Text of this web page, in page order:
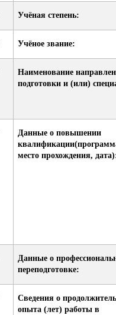
Учёная степень:
Учёное звание:
Наименование
подготовки и (или)
Данные о повышении
место прохождения,
Данные о
переподготовке:
Сведения о
опыта (лет) работы в